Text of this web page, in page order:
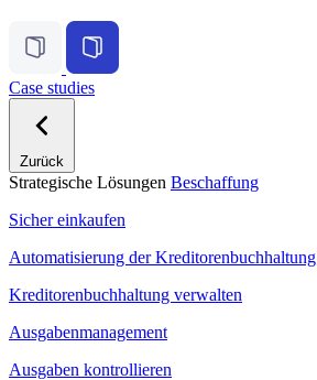
Case studies
Zurück
Strategische Lösungen Beschaffung
Sicher einkaufen
Automatisierung der Kreditorenbuchhaltung
Kreditorenbuchhaltung verwalten
Ausgabenmanagement
Ausgaben kontrollieren